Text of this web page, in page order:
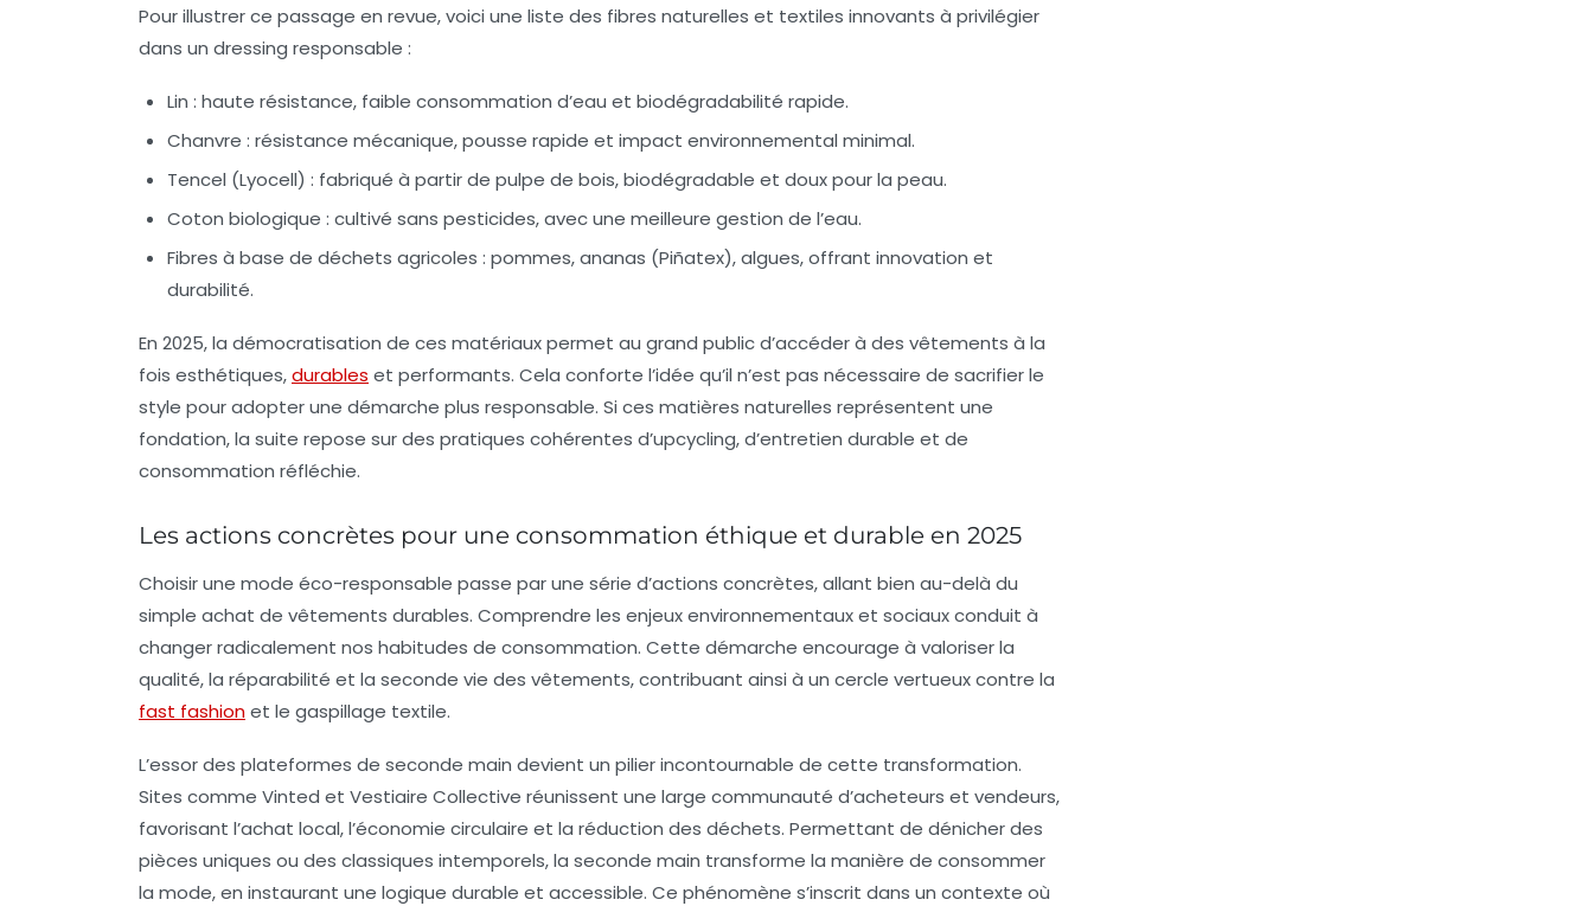
Pour illustrer ce passage en revue, voici une liste des fibres naturelles et textiles innovants à privilégier
dans un dressing responsable :
Lin : haute résistance, faible consommation d’eau et biodégradabilité rapide.
Chanvre : résistance mécanique, pousse rapide et impact environnemental minimal.
Tencel (Lyocell) : fabriqué à partir de pulpe de bois, biodégradable et doux pour la peau.
Coton biologique : cultivé sans pesticides, avec une meilleure gestion de l’eau.
Fibres à base de déchets agricoles : pommes, ananas (Piñatex), algues, offrant innovation et
durabilité.
En 2025, la démocratisation de ces matériaux permet au grand public d’accéder à des vêtements à la
fois esthétiques,durables et performants. Cela conforte l’idée qu’il n’est pas nécessaire de sacrifier le
style pour adopter une démarche plus responsable. Si ces matières naturelles représentent une
fondation, la suite repose sur des pratiques cohérentes d’upcycling, d’entretien durable et de
consommation réfléchie.
Les actions concrètes pour une consommation éthique et durable en 2025
Choisir une mode éco-responsable passe par une série d’actions concrètes, allant bien au-delà du
simple achat de vêtements durables. Comprendre les enjeux environnementaux et sociaux conduit à
changer radicalement nos habitudes de consommation. Cette démarche encourage à valoriser la
qualité, la réparabilité et la seconde vie des vêtements, contribuant ainsi à un cercle vertueux contre la
fast fashionet le gaspillage textile.
L’essor des plateformes de seconde main devient un pilier incontournable de cette transformation.
Sites comme Vinted et Vestiaire Collective réunissent une large communauté d’acheteurs et vendeurs,
favorisant l’achat local, l’économie circulaire et la réduction des déchets. Permettant de dénicher des
pièces uniques ou des classiques intemporels, la seconde main transforme la manière de consommer
la mode, en instaurant une logique durable et accessible. Ce phénomène s’inscrit dans un contexte où